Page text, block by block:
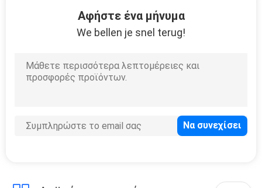
Αφήστε ένα μήνυμα
We bellen je snel terug!